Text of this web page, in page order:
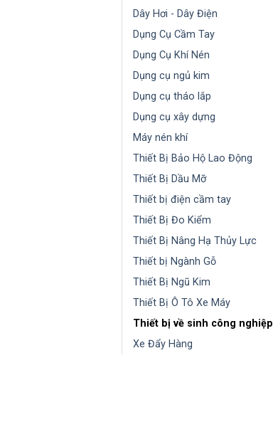
Dây Hơi - Dây Điện
Dụng Cụ Cầm Tay
Dụng Cụ Khí Nén
Dụng cụ ngủ kim
Dụng cụ tháo lắp
Dụng cụ xây dựng
Máy nén khí
Thiết Bị Bảo Hộ Lao Động
Thiết Bị Dầu Mỡ
Thiết bị điện cầm tay
Thiết Bị Đo Kiểm
Thiết Bị Nâng Hạ Thủy Lực
Thiết bị Ngành Gỗ
Thiết Bị Ngũ Kim
Thiết Bị Ô Tô Xe Máy
Thiết bị về sinh công nghiệp
Xe Đẩy Hàng